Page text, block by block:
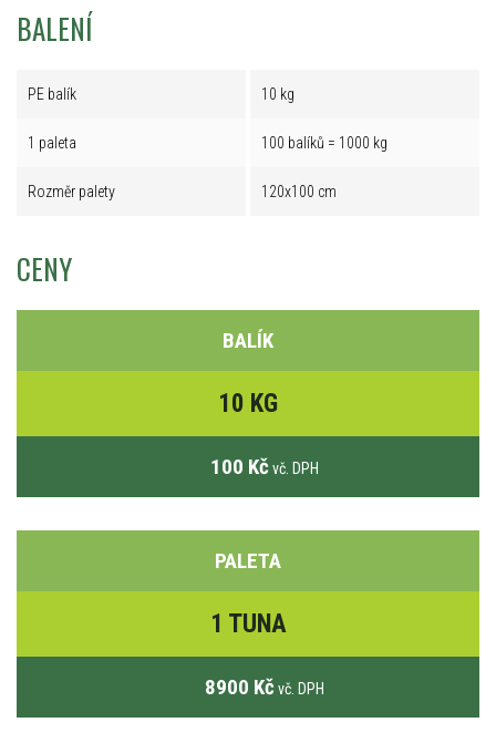
BALENÍ
PE balík 10 kg
1 paleta 100 balíků = 1000 kg
Rozměr palety 120x100 cm
CENY
BALÍK
10 KG
100 Kč vč. DPH
PALETA
1 TUNA
8900 Kč vč. DPH